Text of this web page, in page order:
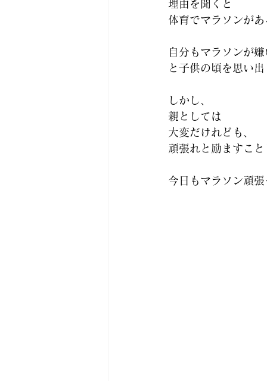
理由を聞くと
体育でマラソンが
自分もマラソンが
と子供の頃を思い
しかし、
親としては
大変だけれども、
頑張れと励ますこ
今日もマラソン頑